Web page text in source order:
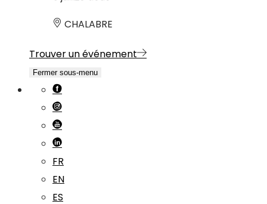
CHALABRE
Trouver un événement
Fermer sous-menu
FR
EN
ES